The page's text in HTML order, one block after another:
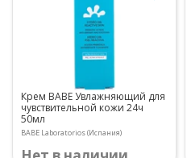
Крем BABE Увлажняющий для
чувствительной кожи 24ч
50мл
BABE Laboratorios (Испания)